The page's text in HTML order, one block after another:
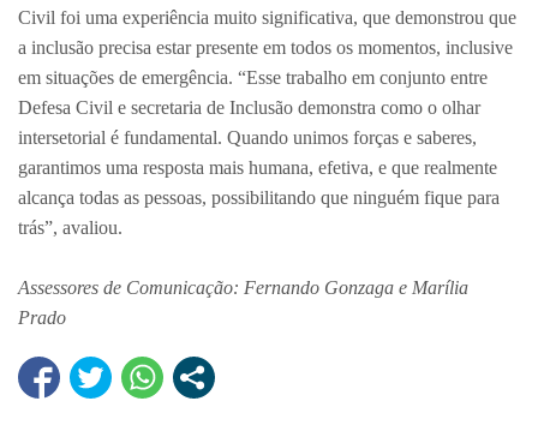
Civil foi uma experiência muito significativa, que demonstrou que
a inclusão precisa estar presente em todos os momentos, inclusive
em situações de emergência. “Esse trabalho em conjunto entre
Defesa Civil e secretaria de Inclusão demonstra como o olhar
intersetorial é fundamental. Quando unimos forças e saberes,
garantimos uma resposta mais humana, efetiva, e que realmente
alcança todas as pessoas, possibilitando que ninguém fique para
trás”, avaliou.
Assessores de Comunicação: Fernando Gonzaga e Marília
Prado